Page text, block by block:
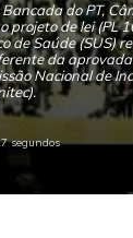
do PT,
de lei (PL
de Saúde (SUS)
da
Nacional de
segundos